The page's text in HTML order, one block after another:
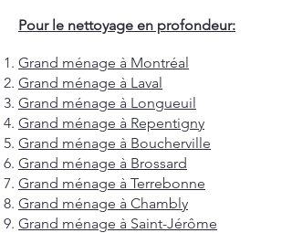
Pour le nettoyage en profondeur:
Grand ménage à Montréal
Grand ménage à Laval
Grand ménage à Longueuil
Grand ménage à Repentigny
Grand ménage à Boucherville
Grand ménage à Brossard
Grand ménage à Terrebonne
Grand ménage à Chambly
Grand ménage à Saint-Jérôme